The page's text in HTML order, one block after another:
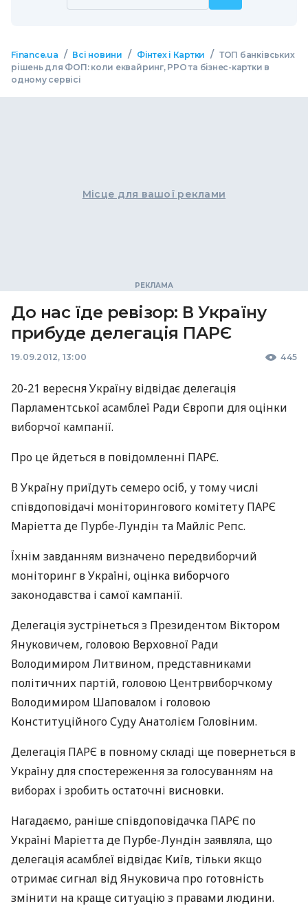
Finance.ua / Всі новини / Фінтех і Картки / ТОП банківських
рішень для ФОП: коли еквайринг, РРО та бізнес-картки в
одному сервісі
Місце для вашої реклами
До нас їде ревізор: В Україну
прибуде делегація ПАРЄ
19.09.2012, 13:00 445
20-21 вересня Україну відвідає делегація
Парламентської асамблеї Ради Європи для оцінки
виборчої кампанії.
Про це йдеться в повідомленні ПАРЄ.
В Україну приїдуть семеро осіб, у тому числі
співдоповідачі моніторингового комітету ПАРЄ
Маріетта де Пурбе-Лундін та Майліс Репс.
Їхнім завданням визначено передвиборчий
моніторинг в Україні, оцінка виборчого
законодавства і самої кампанії.
Делегація зустрінеться з Президентом Віктором
Януковичем, головою Верховної Ради
Володимиром Литвином, представниками
політичних партій, головою Центрвиборчкому
Володимиром Шаповалом і головою
Конституційного Суду Анатолієм Головіним.
Делегація ПАРЄ в повному складі ще повернеться в
Україну для спостереження за голосуванням на
виборах і зробить остаточні висновки.
Нагадаємо, раніше співдоповідачка ПАРЄ по
Україні Маріетта де Пурбе-Лундін заявляла, що
делегація асамблеї відвідає Київ, тільки якщо
отримає сигнал від Януковича про готовність
змінити на краще ситуацію з правами людини.